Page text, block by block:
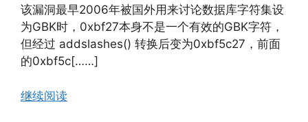
该漏洞最早2006年被国外用来讨论数据库字符集设
为GBK时，0xbf27本身不是一个有效的GBK字符，
但经过 addslashes() 转换后变为0xbf5c27，前面
的0xbf5c[……]
继续阅读